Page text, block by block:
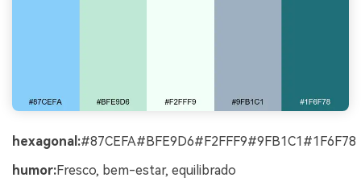
hexagonal:#87CEFA#BFE9D6#F2FFF9#9FB1C1#1F6F78
humor:Fresco, bem-estar, equilibrado